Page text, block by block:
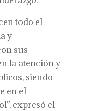
todo el
y
sus
la atención y
siendo
en el
expresó el